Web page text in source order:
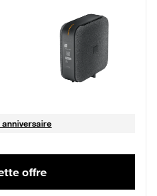
€ par mois, Sans engagement
offre